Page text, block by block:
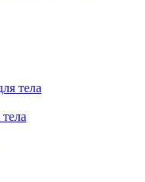
тела